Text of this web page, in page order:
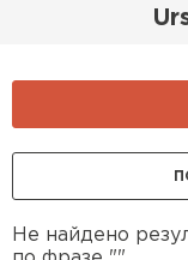
Не найдено